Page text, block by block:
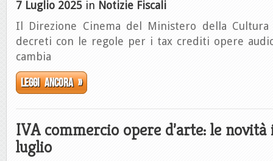
7 Luglio 2025 in Notizie Fiscali
Il Direzione Cinema del Ministero della
decreti con le regole per i tax crediti opere
cambia
Leggi ancora »
IVA commercio opere d’arte: le novità
luglio